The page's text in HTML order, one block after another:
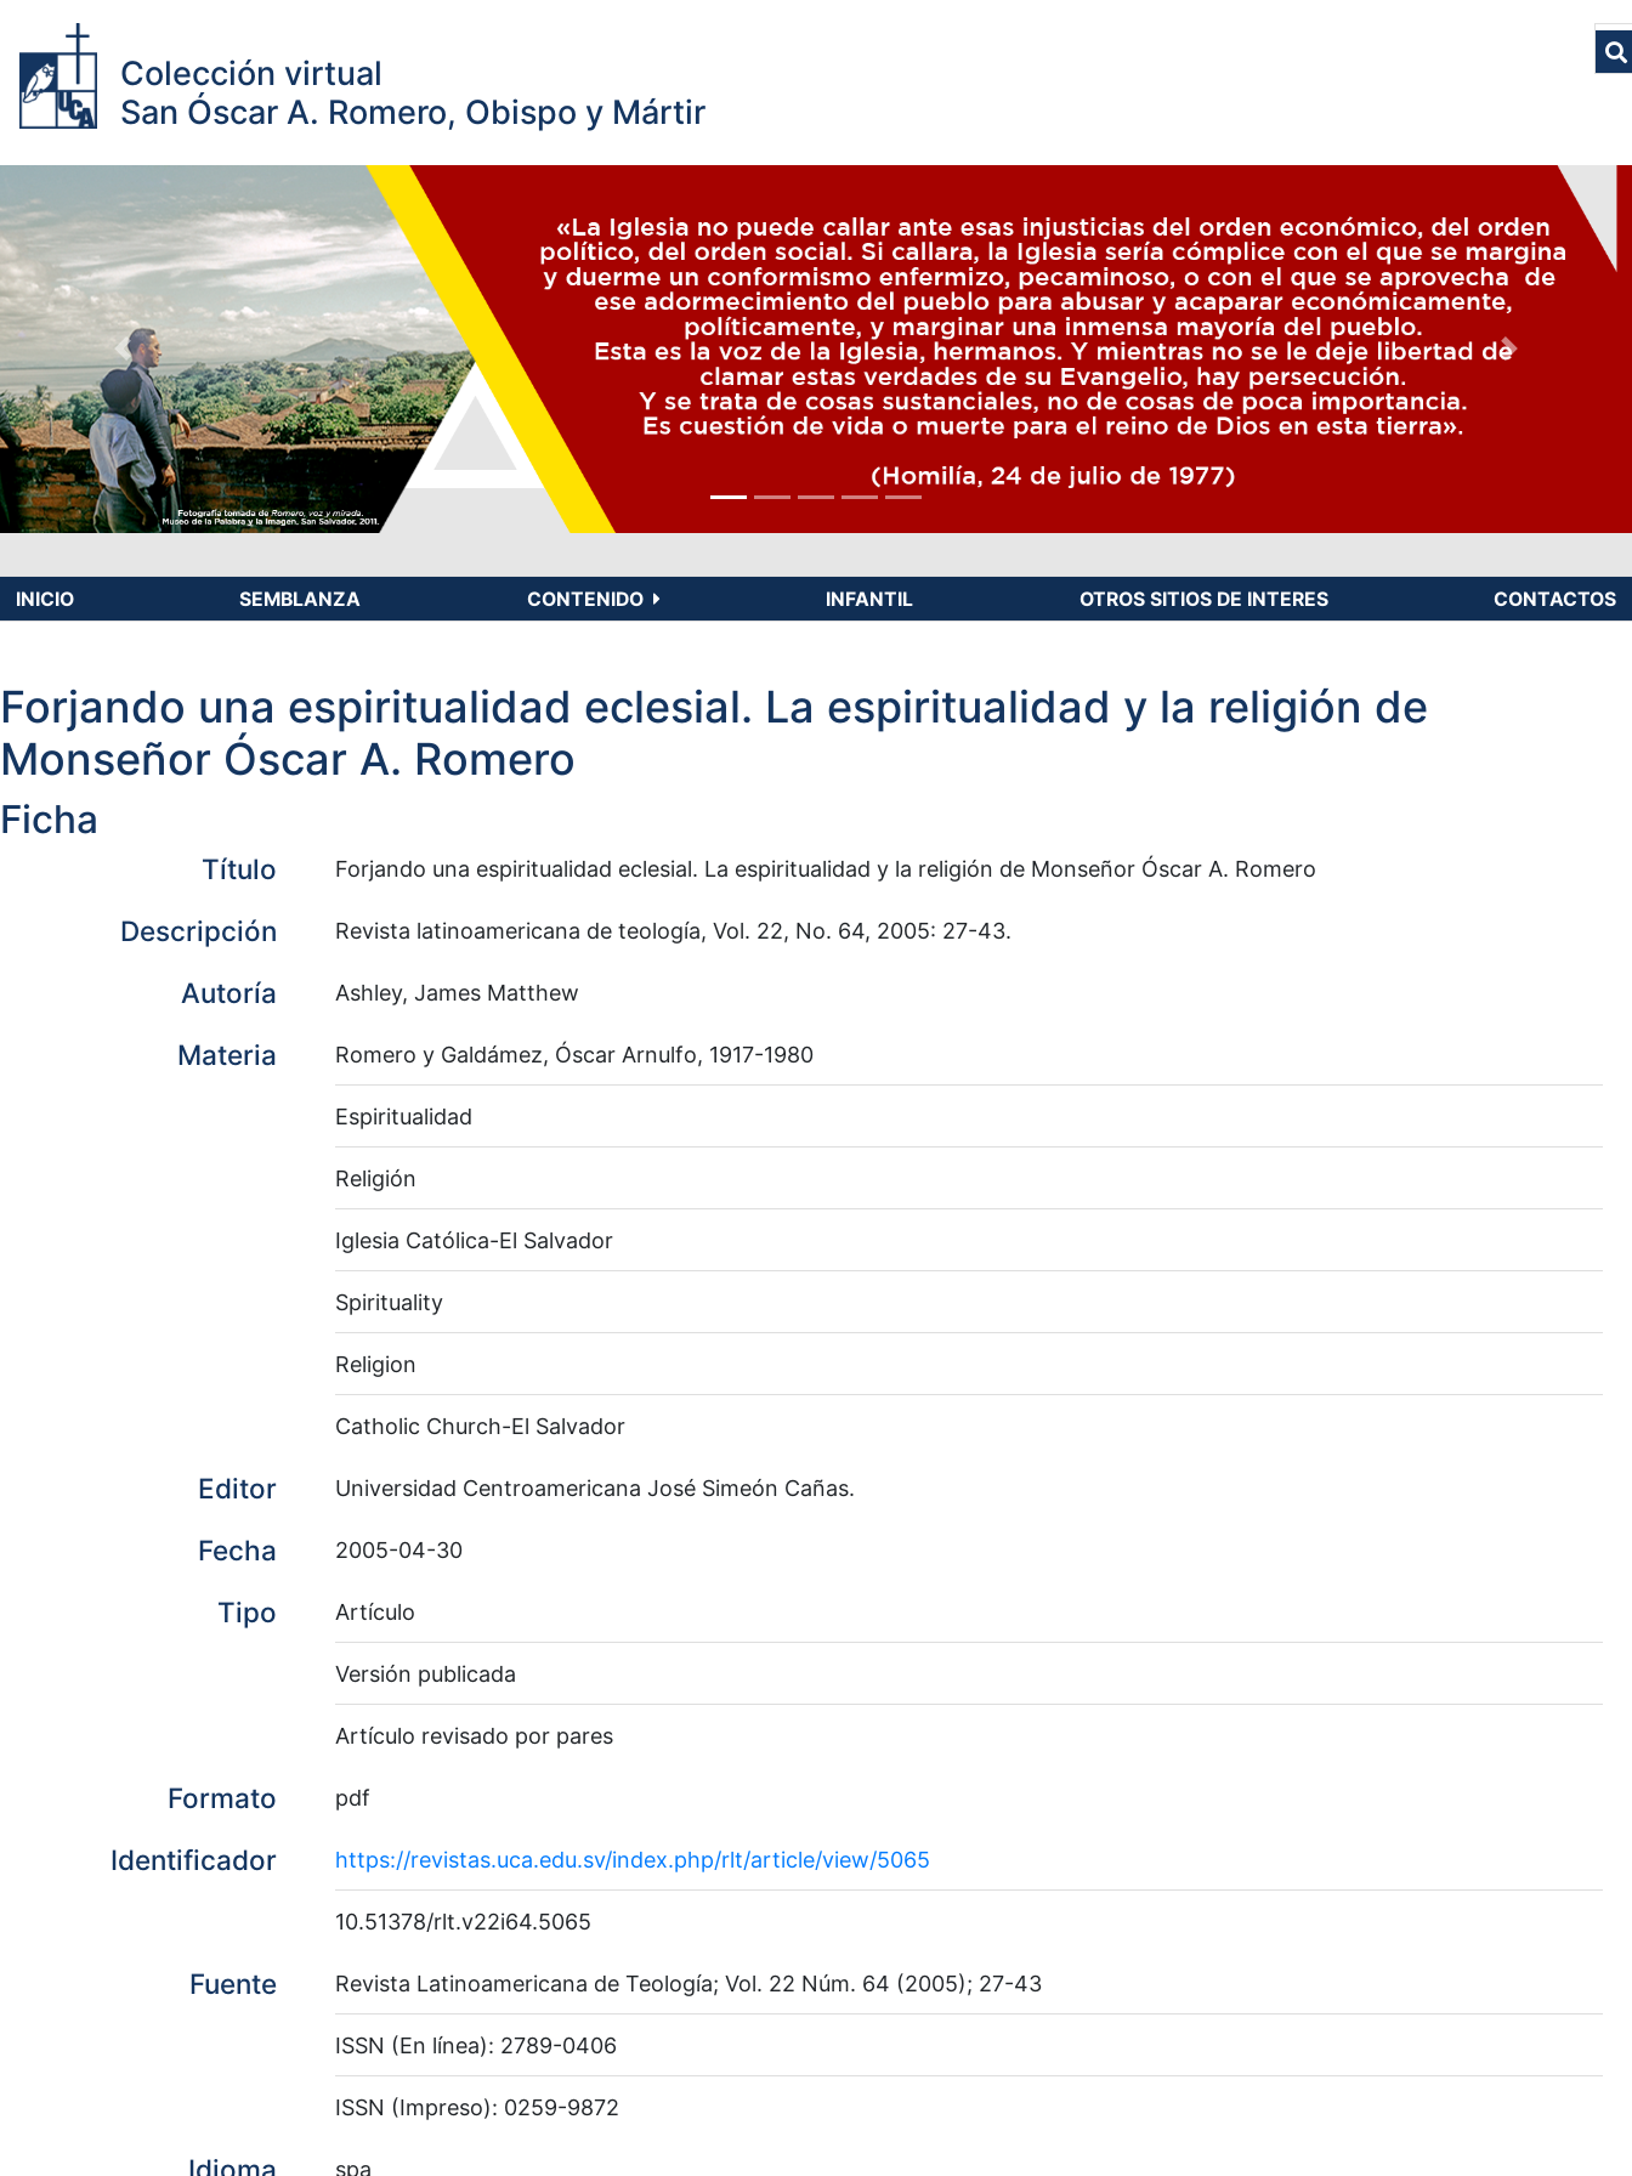
Colección virtual
San Óscar A. Romero, Obispo y Mártir
INICIO SEMBLANZA CONTENIDO INFANTIL OTROS SITIOS DE INTERES CONTACTOS
Forjando una espiritualidad eclesial. La espiritualidad y la religión de
Monseñor Óscar A. Romero
Ficha
Título Forjando una espiritualidad eclesial. La espiritualidad y la religión de Monseñor Óscar A. Romero
Descripción Revista latinoamericana de teología, Vol. 22, No. 64, 2005: 27-43.
Autoría Ashley, James Matthew
Materia Romero y Galdámez, Óscar Arnulfo, 1917-1980
Espiritualidad
Religión
Iglesia Católica-El Salvador
Spirituality
Religion
Catholic Church-El Salvador
Editor Universidad Centroamericana José Simeón Cañas.
Fecha 2005-04-30
Tipo Artículo
Versión publicada
Artículo revisado por pares
Formato pdf
Identificador https://revistas.uca.edu.sv/index.php/rlt/article/view/5065
10.51378/rlt.v22i64.5065
Fuente Revista Latinoamericana de Teología; Vol. 22 Núm. 64 (2005); 27-43
ISSN (En línea): 2789-0406
ISSN (Impreso): 0259-9872
Idioma spa